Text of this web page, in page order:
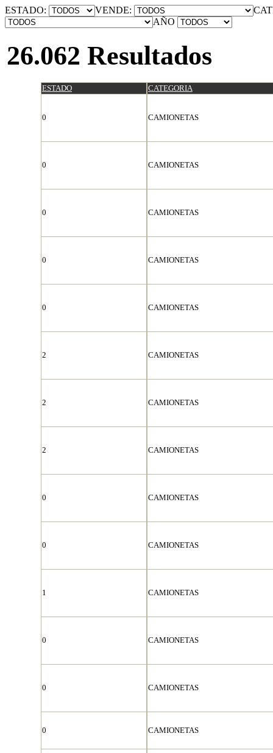
ESTADO: VENDE:
AÑO
26.062 Resultados
ESTADO CATEGORIA
0 CAMIONETAS
0 CAMIONETAS
0 CAMIONETAS
0 CAMIONETAS
0 CAMIONETAS
2 CAMIONETAS
2 CAMIONETAS
2 CAMIONETAS
0 CAMIONETAS
0 CAMIONETAS
1 CAMIONETAS
0 CAMIONETAS
0 CAMIONETAS
0 CAMIONETAS